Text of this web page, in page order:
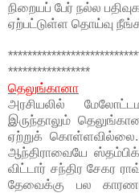
நிறையப் பேர் நல்ல
ஏற்பட்டுள்ள தொய்வு
*****************
தெலுங்கானா
அரசியலில்
இருந்தாலும்
ஏற்றுக்
ஆந்திராவையே
விட்டார் சந்திர சேகர
தேவைக்கு பல